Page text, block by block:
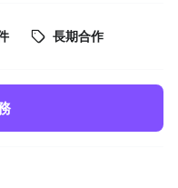
長期合作